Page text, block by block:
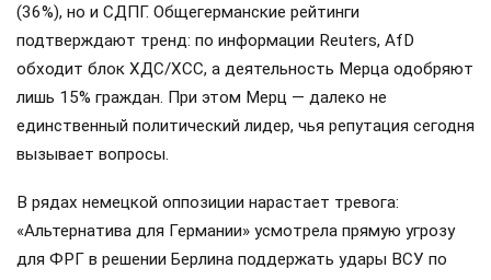
(36%), но и СДПГ. Общегерманские рейтинги
подтверждают тренд: по информации Reuters, AfD
обходит блок ХДС/ХСС, а деятельность Мерца одобряют
лишь 15% граждан. При этом Мерц — далеко не
единственный политический лидер, чья репутация сегодня
вызывает вопросы.
В рядах немецкой оппозиции нарастает тревога:
«Альтернатива для Германии» усмотрела прямую угрозу
для ФРГ в решении Берлина поддержать удары ВСУ по